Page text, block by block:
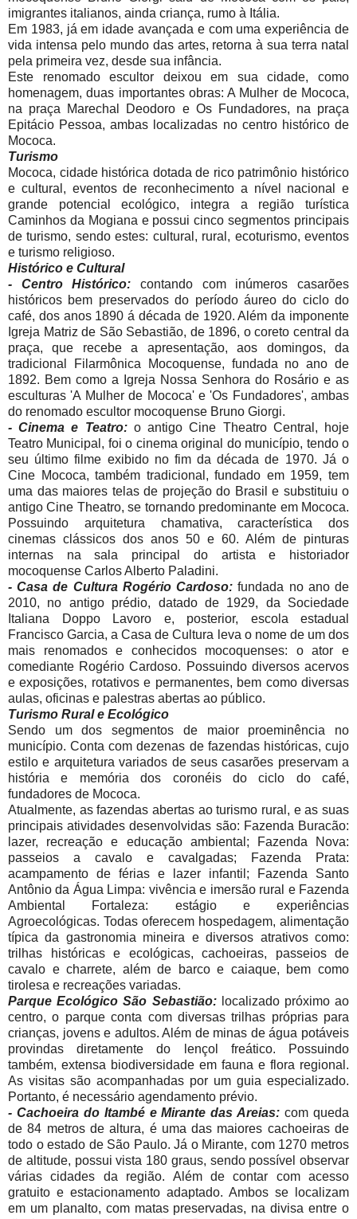
imigrantes italianos, ainda criança, rumo à Itália.
Em 1983, já em idade avançada e com uma experiência de
vida intensa pelo mundo das artes, retorna à sua terra natal
pela primeira vez, desde sua infância.
Este renomado escultor deixou em sua cidade, como
homenagem, duas importantes obras: A Mulher de Mococa,
na praça Marechal Deodoro e Os Fundadores, na praça
Epitácio Pessoa, ambas localizadas no centro histórico de
Mococa.
Turismo
Mococa, cidade histórica dotada de rico patrimônio histórico
e cultural, eventos de reconhecimento a nível nacional e
grande potencial ecológico, integra a região turística
Caminhos da Mogiana e possui cinco segmentos principais
de turismo, sendo estes: cultural, rural, ecoturismo, eventos
e turismo religioso.
Histórico e Cultural
- Centro Histórico: contando com inúmeros casarões
históricos bem preservados do período áureo do ciclo do
café, dos anos 1890 á década de 1920. Além da imponente
Igreja Matriz de São Sebastião, de 1896, o coreto central da
praça, que recebe a apresentação, aos domingos, da
tradicional Filarmônica Mocoquense, fundada no ano de
1892. Bem como a Igreja Nossa Senhora do Rosário e as
esculturas 'A Mulher de Mococa' e 'Os Fundadores', ambas
do renomado escultor mocoquense Bruno Giorgi.
- Cinema e Teatro:o antigo Cine Theatro Central, hoje
Teatro Municipal, foi o cinema original do município, tendo o
seu último filme exibido no fim da década de 1970. Já o
Cine Mococa, também tradicional, fundado em 1959, tem
uma das maiores telas de projeção do Brasil e substituiu o
antigo Cine Theatro, se tornando predominante em Mococa.
Possuindo arquitetura chamativa, característica dos
cinemas clássicos dos anos 50 e 60. Além de pinturas
internas na sala principal do artista e historiador
mocoquense Carlos Alberto Paladini.
- Casa de Cultura Rogério Cardoso: fundada no ano de
2010, no antigo prédio, datado de 1929, da Sociedade
Italiana Doppo Lavoro e, posterior, escola estadual
Francisco Garcia, a Casa de Cultura leva o nome de um dos
mais renomados e conhecidos mocoquenses: o ator e
comediante Rogério Cardoso. Possuindo diversos acervos
e exposições, rotativos e permanentes, bem como diversas
aulas, oficinas e palestras abertas ao público.
Turismo Rural e Ecológico
Sendo um dos segmentos de maior proeminência no
município. Conta com dezenas de fazendas históricas, cujo
estilo e arquitetura variados de seus casarões preservam a
história e memória dos coronéis do ciclo do café,
fundadores de Mococa.
Atualmente, as fazendas abertas ao turismo rural, e as suas
principais atividades desenvolvidas são: Fazenda Buracão:
lazer, recreação e educação ambiental; Fazenda Nova:
passeios a cavalo e cavalgadas; Fazenda Prata:
acampamento de férias e lazer infantil; Fazenda Santo
Antônio da Água Limpa: vivência e imersão rural e Fazenda
Ambiental Fortaleza: estágio e experiências
Agroecológicas. Todas oferecem hospedagem, alimentação
típica da gastronomia mineira e diversos atrativos como:
trilhas históricas e ecológicas, cachoeiras, passeios de
cavalo e charrete, além de barco e caiaque, bem como
tirolesa e recreações variadas.
Parque Ecológico São Sebastião:localizado próximo ao
centro, o parque conta com diversas trilhas próprias para
crianças, jovens e adultos. Além de minas de água potáveis
provindas diretamente do lençol freático. Possuindo
também, extensa biodiversidade em fauna e flora regional.
As visitas são acompanhadas por um guia especializado.
Portanto, é necessário agendamento prévio.
- Cachoeira do Itambé e Mirante das Areias: com queda
de 84 metros de altura, é uma das maiores cachoeiras de
todo o estado de São Paulo. Já o Mirante, com 1270 metros
de altitude, possui vista 180 graus, sendo possível observar
várias cidades da região. Além de contar com acesso
gratuito e estacionamento adaptado. Ambos se localizam
em um planalto, com matas preservadas, na divisa entre o